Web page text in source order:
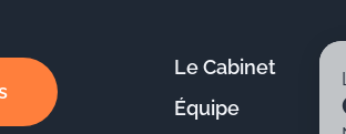
Le Cabinet
Équipe
Le site Féral
COOKIE